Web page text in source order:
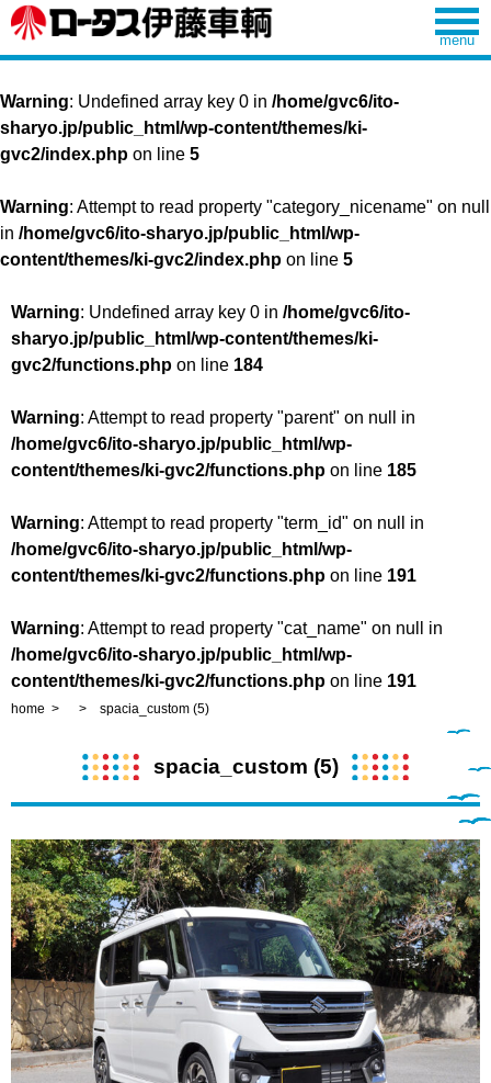
Warning: Undefined array key 0 in /home/gvc6/ito-
sharyo.jp/public_html/wp-content/themes/ki-
gvc2/index.php on line 5
Warning: Attempt to read property "category_nicename" on null
in /home/gvc6/ito-sharyo.jp/public_html/wp-
content/themes/ki-gvc2/index.php on line 5
Warning: Undefined array key 0 in /home/gvc6/ito-
sharyo.jp/public_html/wp-content/themes/ki-
gvc2/functions.php on line 184
Warning: Attempt to read property "parent" on null in
/home/gvc6/ito-sharyo.jp/public_html/wp-
content/themes/ki-gvc2/functions.php on line 185
Warning: Attempt to read property "term_id" on null in
/home/gvc6/ito-sharyo.jp/public_html/wp-
content/themes/ki-gvc2/functions.php on line 191
Warning: Attempt to read property "cat_name" on null in
/home/gvc6/ito-sharyo.jp/public_html/wp-
content/themes/ki-gvc2/functions.php on line 191
home spacia_custom (5)
spacia_custom (5)